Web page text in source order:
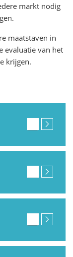
markt nodig
maatstaven in
evaluatie van het
krijgen.